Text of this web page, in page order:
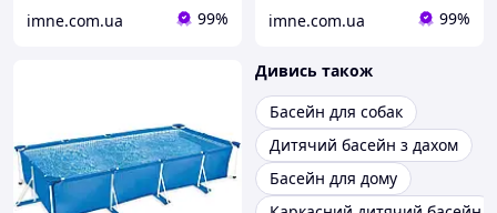
imne.com.ua 99% imne.com.ua 99%
Дивись також
Басейн для собак
Дитячий басейн з дахом
Басейн для дому